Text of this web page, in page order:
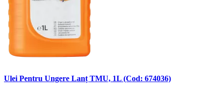
Ulei Pentru Ungere Lanț TMU, 1L (Cod: 674036)